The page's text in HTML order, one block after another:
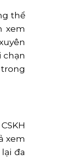
thể
xem
chạn
xem
đa